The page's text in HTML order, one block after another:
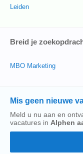
Leiden
Breid je
MBO Marketing
Mis geen nieuwe
Meld u nu aan en
vacatures in Alphen